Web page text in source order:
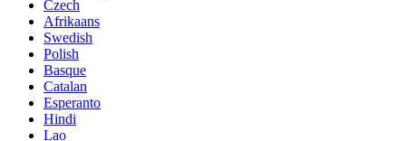
Czech
Afrikaans
Swedish
Polish
Basque
Catalan
Esperanto
Hindi
Lao